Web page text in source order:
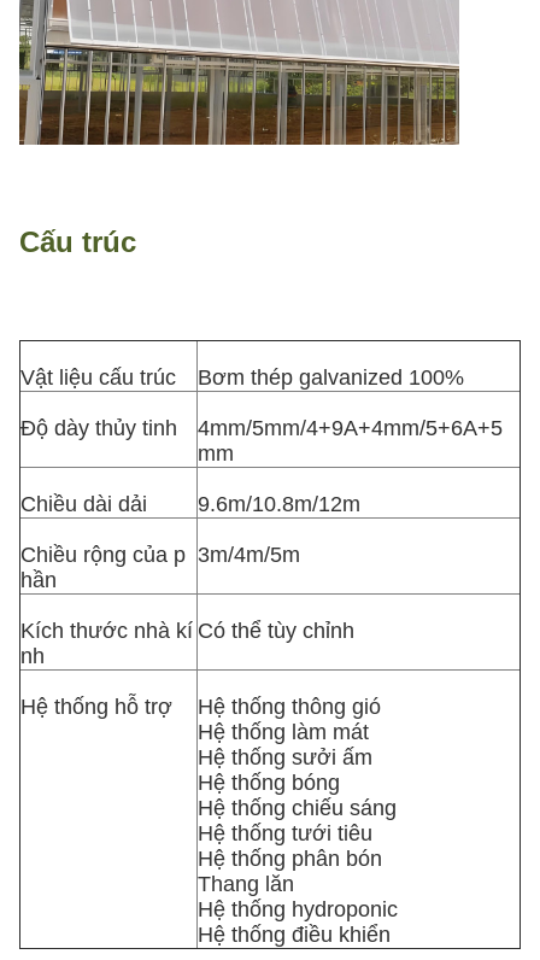
Cấu trúc
Vật liệu cấu trúc Bơm thép galvanized 100%
Độ dày thủy tinh
4mm/5mm/4+9A+4mm/5+6A+5
mm
Chiều dài dải 9.6m/10.8m/12m
Chiều rộng của p
hần
3m/4m/5m
Kích thước nhà kí
nh
Có thể tùy chỉnh
Hệ thống hỗ trợ
Hệ thống thông gió
Hệ thống làm mát
Hệ thống sưởi ấm
Hệ thống bóng
Hệ thống chiếu sáng
Hệ thống tưới tiêu
Hệ thống phân bón
Thang lăn
Hệ thống hydroponic
Hệ thống điều khiển